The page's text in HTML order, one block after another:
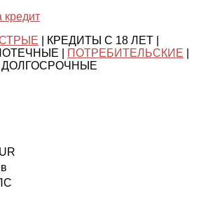
кредит
| КРЕДИТЫ С 18 ЛЕТ |
|
ПОТРЕБИТЕЛЬСКИЕ
ДОЛГОСРОЧНЫЕ